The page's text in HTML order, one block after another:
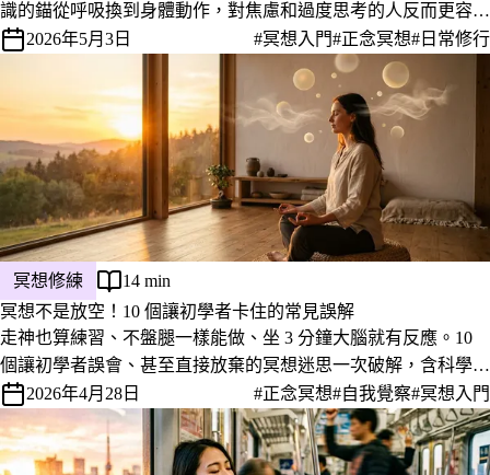
識的錨從呼吸換到身體動作，對焦慮和過度思考的人反而更容易
進入。整理走路冥想、奧修動態靜心、日常動態冥想三種入門方
法，附 2024 年最新研究與我自己每天在用的 10 分鐘版本。
2026年5月3日 #冥想入門#正念冥想#日常修行
冥想修練
14 min
冥想不是放空！10 個讓初學者卡住的常見誤解
走神也算練習、不盤腿一樣能做、坐 3 分鐘大腦就有反應。10
個讓初學者誤會、甚至直接放棄的冥想迷思一次破解，含科學研
究、副作用警示與華人文化包袱。
2026年4月28日 #正念冥想#自我覺察#冥想入門